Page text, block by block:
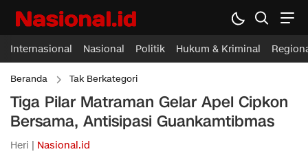
Internasional Nasional Politik Hukum & Kriminal
Beranda Tak Berkategori
Tiga Pilar Matraman Gelar Apel Cipkon
Bersama, Antisipasi Guankamtibmas
Heri | Nasional.id